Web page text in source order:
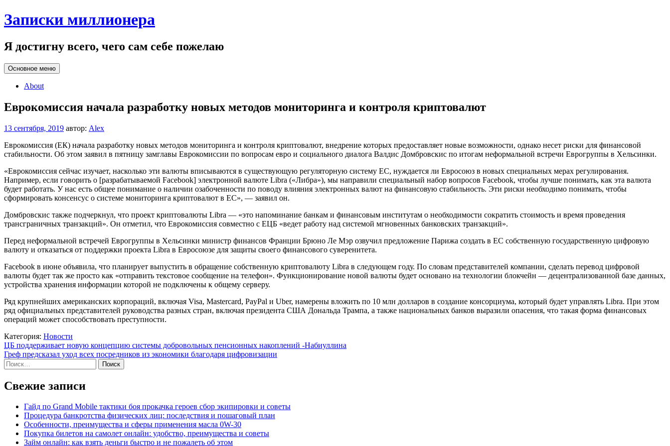
Перейти
к
Записки миллионера
Я достигну всего, чего сам себе пожелаю
Основное меню
About
Еврокомиссия начала разработку новых методов мониторинга и контроля криптовалют
13 сентября, 2019 автор: Alex
Еврокомиссия (ЕК) начала разработку новых методов мониторинга и контроля криптовалют, внедрение которых предоставляет новые возможности, однако несет риски для финансовой
стабильности. Об этом заявил в пятницу замглавы Еврокомиссии по вопросам евро и социального диалога Валдис Домбровскис по итогам неформальной встречи Еврогруппы в Хельсинки.
«Еврокомиссия сейчас изучает, насколько эти валюты вписываются в существующую регуляторную систему ЕС, нуждается ли Евросоюз в новых специальных мерах регулирования.
Например, если говорить о [разрабатываемой Facebook] электронной валюте Libra («Либра»), мы направили специальный набор вопросов Facebook, чтобы лучше понимать, как эта валюта
будет работать. У нас есть общее понимание о наличии озабоченности по поводу влияния электронных валют на финансовую стабильность. Эти риски необходимо понимать, чтобы
сформировать консенсус о системе мониторинга криптовалют в ЕС», — заявил он.
Домбровскис также подчеркнул, что проект криптовалюты Libra — «это напоминание банкам и финансовым институтам о необходимости сократить стоимость и время проведения
трансграничных транзакций». Он отметил, что Еврокомиссия совместно с ЕЦБ «ведет работу над системой мгновенных банковских транзакций».
Перед неформальной встречей Еврогруппы в Хельсинки министр финансов Франции Брюно Ле Мэр озвучил предложение Парижа создать в ЕС собственную государственную цифровую
валюту и отказаться от поддержки проекта Libra в Евросоюзе для защиты своего финансового суверенитета.
Facebook в июне объявила, что планирует выпустить в обращение собственную криптовалюту Libra в следующем году. По словам представителей компании, сделать перевод цифровой
валюты будет так же просто как «отправить текстовое сообщение на телефон». Функционирование новой валюты будет основано на технологии блокчейн — децентрализованной базе данных,
устройства хранения информации которой не подключены к общему серверу.
Ряд крупнейших американских корпораций, включая Visa, Mastercard, PayPal и Uber, намерены вложить по 10 млн долларов в создание консорциума, который будет управлять Libra. При этом
ряд официальных представителей руководства разных стран, включая президента США Дональда Трампа, а также национальных банков выразили опасения, что такая форма финансовых
операций может способствовать преступности.
Категория: Новости
Навигация
по
записям
ЦБ поддерживает новую концепцию системы добровольных пенсионных накоплений -Набиуллина
Греф предсказал уход всех посредников из экономики благодаря цифровизации
Найти:
Свежие записи
Гайд по Grand Mobile тактики боя прокачка героев сбор экипировки и советы
Процедура банкротства физических лиц: последствия и пошаговый план
Особенности, преимущества и сферы применения масла 0W-30
Покупка билетов на самолет онлайн: удобство, преимущества и советы
Займ онлайн: как взять деньги быстро и не пожалеть об этом